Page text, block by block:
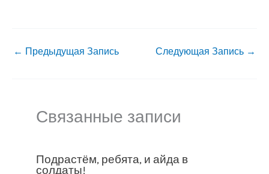
← Предыдущая Запись Следующая Запись →
Связанные записи
Подрастём, ребята, и айда в
солдаты!